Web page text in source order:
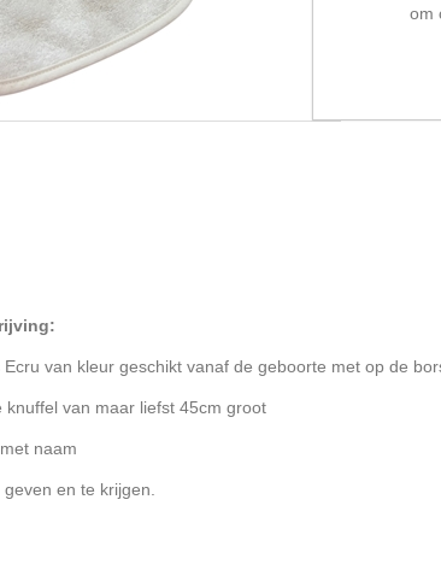
van kleur geschikt vanaf de geboorte met op de
knuffel van maar liefst 45cm groot
naam
en te krijgen.
om